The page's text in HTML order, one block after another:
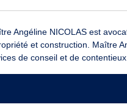
Angéline NICOLAS est
et construction. Maître
de conseil et de